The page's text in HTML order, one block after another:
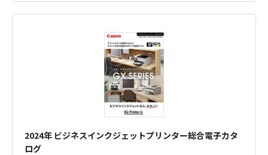
2024年 ビジネスインクジェットプリンター総合電子カタ
ログ